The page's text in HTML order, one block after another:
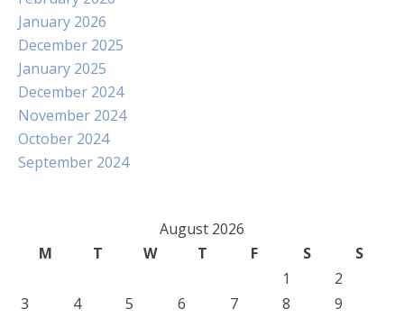
January 2026
December 2025
January 2025
December 2024
November 2024
October 2024
September 2024
August 2026
M
T W T F S
S
1
2
3
4 5 6 7 8
9